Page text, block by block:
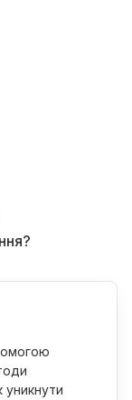
уникнути